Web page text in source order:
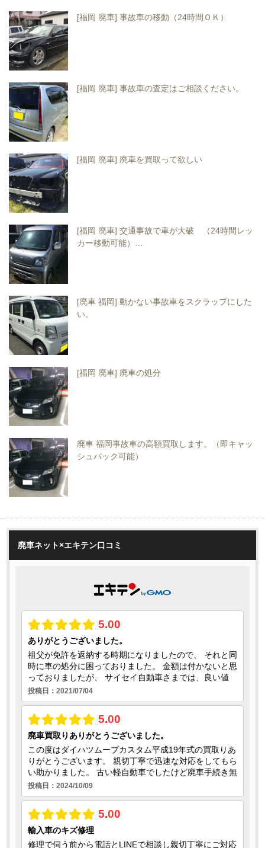
[福岡 廃車] 事故車の移動（24時間ＯＫ）
[福岡 廃車] 事故車の査定はご相談ください。
[福岡 廃車] 廃車を買取って欲しい
[福岡 廃車] 交通事故で車が大破 （24時間レッ
カー移動可能）…
[廃車 福岡] 動かない事故車をスクラップにした
い。
[福岡 廃車] 廃車の処分
廃車 福岡事故車の高額買取します。（即キャッ
シュバック可能）
廃車ネット×エキテン口コミ